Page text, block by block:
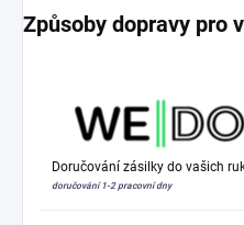
Způsoby dopravy pro
Doručování zásilky do vašich
doručování 1-2 pracovní dny